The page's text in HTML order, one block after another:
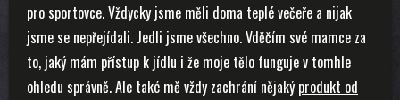
pro sportovce. Vždycky jsme měli doma teplé večeře a nijak
jsme se nepřejídali. Jedli jsme všechno. Vděčím své mamce za
to, jaký mám přístup k jídlu i že moje tělo funguje v tomhle
ohledu správně. Ale také mě vždy zachrání nějaký produkt od